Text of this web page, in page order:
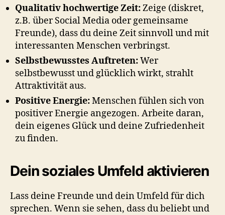
Qualitativ hochwertige Zeit:Zeige (diskret,
z.B. über Social Media oder gemeinsame
Freunde), dass du deine Zeit sinnvoll und mit
interessanten Menschen verbringst.
Selbstbewusstes Auftreten:Wer
selbstbewusst und glücklich wirkt, strahlt
Attraktivität aus.
Positive Energie:Menschen fühlen sich von
positiver Energie angezogen. Arbeite daran,
dein eigenes Glück und deine Zufriedenheit
zu finden.
Dein soziales Umfeld aktivieren
Lass deine Freunde und dein Umfeld für dich
sprechen. Wenn sie sehen, dass du beliebt und